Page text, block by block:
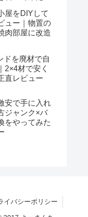
屋をDIYして
ュー｜物置の
肉部屋に改造
ドを廃材で自
2×4材で安く
直レビュー
安で手に入れ
ジャンク×バ
をやってみた
イバシーポリシー